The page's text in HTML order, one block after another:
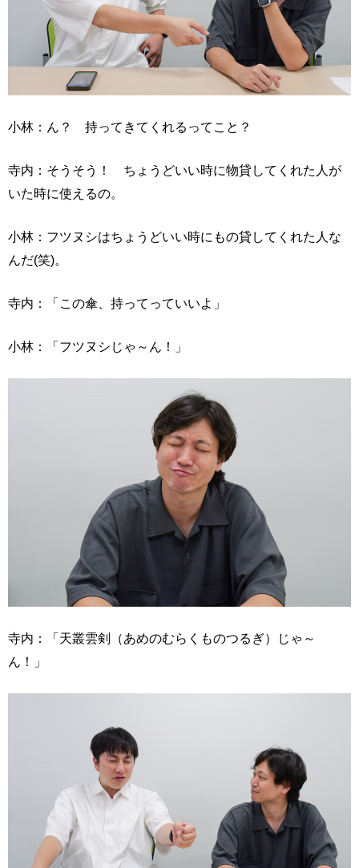
小林：ん？ 持ってきてくれるってこと？
寺内：そうそう！ ちょうどいい時に物貸してくれた人が
いた時に使えるの。
小林：フツヌシはちょうどいい時にもの貸してくれた人な
んだ(笑)。
寺内：「この傘、持ってっていいよ」
小林：「フツヌシじゃ～ん！」
寺内：「天叢雲剣（あめのむらくものつるぎ）じゃ～
ん！」